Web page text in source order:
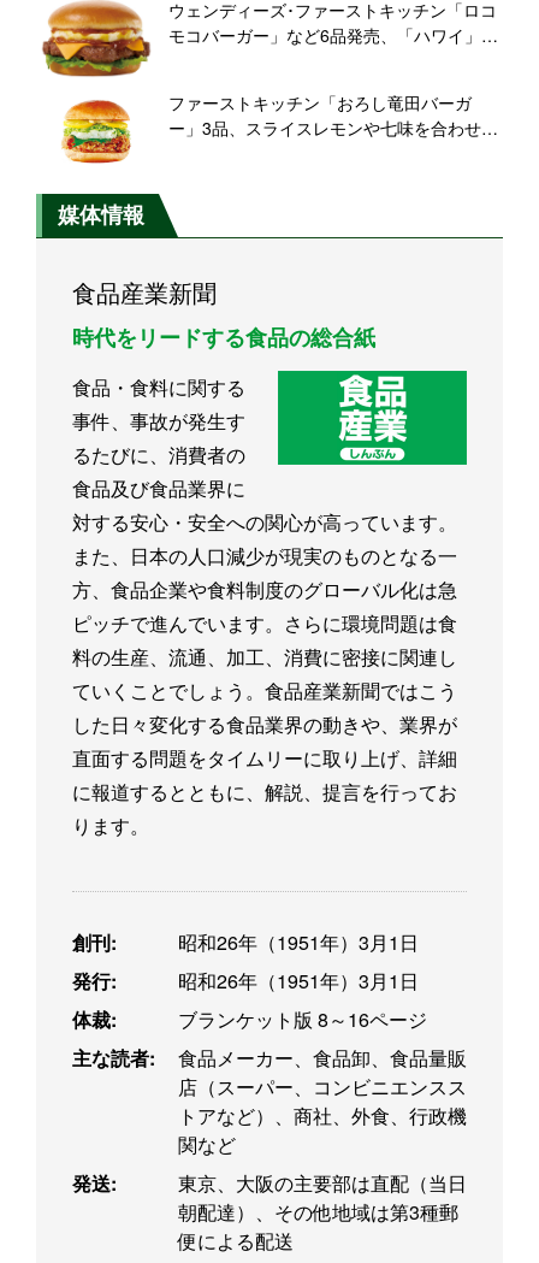
ウェンディーズ･ファーストキッチン「ロコ
モコバーガー」など6品発売、「ハワイ」を
ファーストキッチン「おろし竜田バーガ
ー」3品、スライスレモンや七味を合わせた
媒体情報
食品産業新聞
時代をリードする食品の総合紙
食品・食料に関する
事件、事故が発生す
るたびに、消費者の
食品及び食品業界に
対する安心・安全への関心が高っています。
また、日本の人口減少が現実のものとなる一
方、食品企業や食料制度のグローバル化は急
ピッチで進んでいます。さらに環境問題は食
料の生産、流通、加工、消費に密接に関連し
ていくことでしょう。食品産業新聞ではこう
した日々変化する食品業界の動きや、業界が
直面する問題をタイムリーに取り上げ、詳細
に報道するとともに、解説、提言を行ってお
ります。
創刊:
昭和26年（1951年）3月1日
発行:
昭和26年（1951年）3月1日
体裁:
ブランケット版 8～16ページ
主な読者:
食品メーカー、食品卸、食品量販
店（スーパー、コンビニエンスス
トアなど）、商社、外食、行政機
関など
発送:
東京、大阪の主要部は直配（当日
朝配達）、その他地域は第3種郵
便による配送